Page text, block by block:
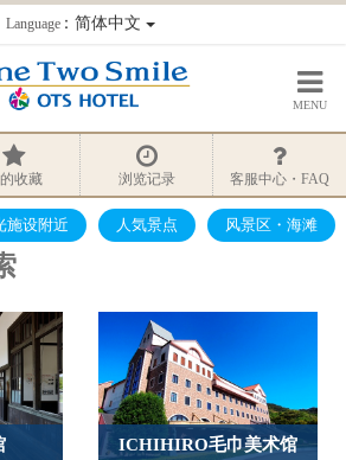
Language：简体中文
MENU
收藏 浏览记录 客服中心・FAQ
施设附近 人気景点 风景区・海滩
ICHIHIRO毛巾美术馆